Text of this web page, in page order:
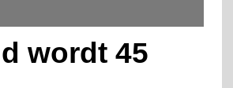
wordt 45